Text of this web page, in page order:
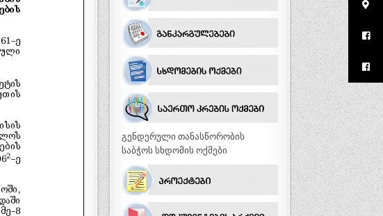
გენდერული თანასწორობის
საბჭოს სხდომის ოქმები